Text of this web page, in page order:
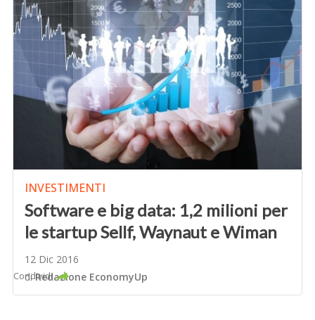
INVESTIMENTI
Software e big data: 1,2 milioni per
le startup Sellf, Waynaut e Wiman
12 Dic 2016
diRedazione EconomyUp
Condividi